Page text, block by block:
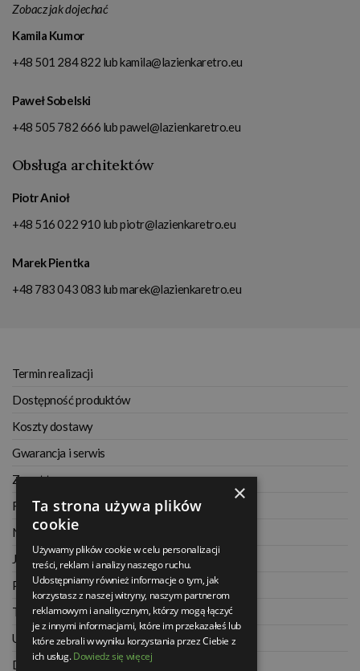
Zobacz jak dojechać
Kamila Kumor
+48 501 284 822 lubkamila@lazienkaretro.eu
Paweł Sobelski
+48 505 782 666 lubpawel@lazienkaretro.eu
Obsługa architektów
Piotr Anioł
+48 516 022 910 lubpiotr@lazienkaretro.eu
Marek Pientka
+48 783 043 083 lubmarek@lazienkaretro.eu
Termin realizacji
Dostępność produktów
Koszty dostawy
Gwarancja i serwis
Zwrot towaru
Regulamin
Najczęściej zadawane pytania
Jak kupować na raty
Polityka prywatności
Twoje zamówienia
Ustawienia konta
Dane kontaktowe
×
Ta strona używa plików
cookie
Używamy plików cookie w celu personalizacji
treści, reklam i analizy naszego ruchu.
Udostępniamy również informacje o tym, jak
korzystasz z naszej witryny, naszym partnerom
reklamowym i analitycznym, którzy mogą łączyć
je z innymi informacjami, które im przekazałeś lub
które zebrali w wyniku korzystania przez Ciebie z
ich usług.Dowiedz się więcej